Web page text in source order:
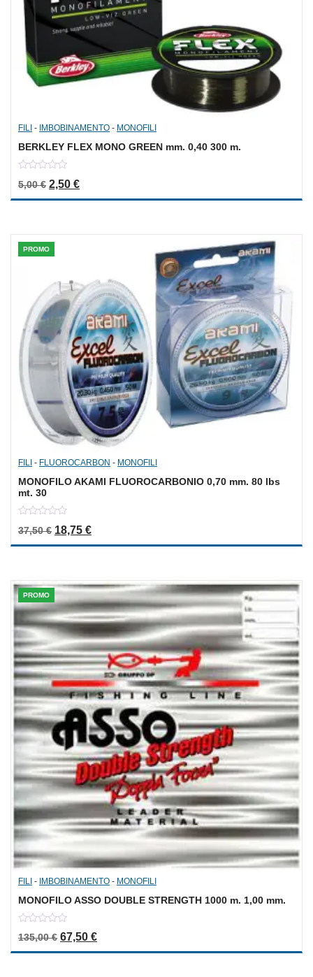
FILI - IMBOBINAMENTO - MONOFILI
BERKLEY FLEX MONO GREEN mm. 0,40 300 m.
out
of
5,00€ Il prezzo originale era: 5,00 €.
2,50 €Il prezzo attuale è: 2,50 €.
PROMO
FILI - FLUOROCARBON - MONOFILI
MONOFILO AKAMI FLUOROCARBONIO 0,70 mm. 80 lbs
mt. 30
out
37,50€ Il prezzo originale era: 37,50 €.
18,75 €Il prezzo attuale è: 18,75 €.
PROMO
FILI - IMBOBINAMENTO - MONOFILI
MONOFILO ASSO DOUBLE STRENGTH 1000 m. 1,00 mm.
out
of
135,00€ Il prezzo originale era: 135,00 €.
67,50 €Il prezzo attuale è: 67,50 €.